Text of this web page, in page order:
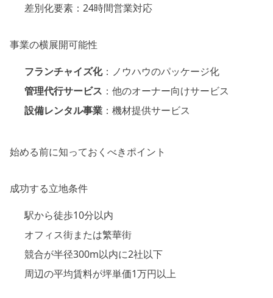
差別化要素：24時間営業対応
事業の横展開可能性
フランチャイズ化：ノウハウのパッケージ化
管理代行サービス ：他のオーナー向けサービス
設備レンタル事業 ：機材提供サービス
始める前に知っておくべきポイント
成功する立地条件
駅から徒歩10分以内
オフィス街または繁華街
競合が半径300m以内に2社以下
周辺の平均賃料が坪単価1万円以上